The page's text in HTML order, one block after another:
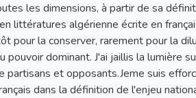
les dimensions, à partir de sa
littératures algérienne écrite en
pour la conserver, rarement pour la
pouvoir dominant. J'ai jaillis la lumière
partisans et opposants.Jeme suis
dans la définition de l'enjeu